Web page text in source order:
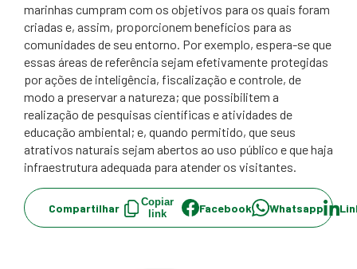
marinhas cumpram com os objetivos para os quais foram
criadas e, assim, proporcionem benefícios para as
comunidades de seu entorno. Por exemplo, espera-se que
essas áreas de referência sejam efetivamente protegidas
por ações de inteligência, fiscalização e controle, de
modo a preservar a natureza; que possibilitem a
realização de pesquisas científicas e atividades de
educação ambiental; e, quando permitido, que seus
atrativos naturais sejam abertos ao uso público e que haja
infraestrutura adequada para atender os visitantes.
Compartilhar
Copiar
link
Facebook Whatsapp